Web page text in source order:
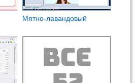
Мятно-лавандовый